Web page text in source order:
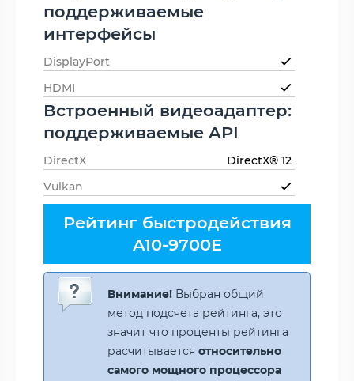
поддерживаемые
интерфейсы
DisplayPort
HDMI
Встроенный видеоадаптер:
поддерживаемые API
DirectX
DirectX® 12
Vulkan
Рейтинг быстродействия
A10-9700E
Внимание! Выбран общий
метод подсчета рейтинга, это
значит что проценты рейтинга
расчитывается относительно
самого мощного процессора